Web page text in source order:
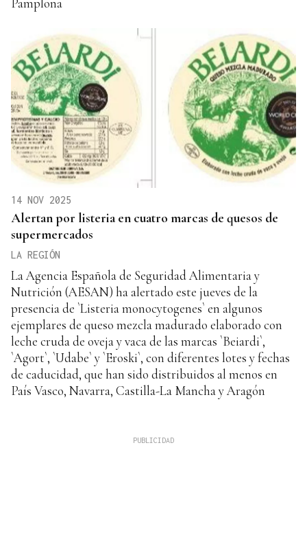
14 NOV 2025
Alertan por listeria en cuatro marcas de quesos de
supermercados
LA REGIÓN
La Agencia Española de Seguridad Alimentaria y
Nutrición (AESAN) ha alertado este jueves de la
presencia de `Listeria monocytogenes` en algunos
ejemplares de queso mezcla madurado elaborado con
leche cruda de oveja y vaca de las marcas `Beiardi`,
`Agort`, `Udabe` y `Eroski`, con diferentes lotes y fechas
de caducidad, que han sido distribuidos al menos en
País Vasco, Navarra, Castilla-La Mancha y Aragón